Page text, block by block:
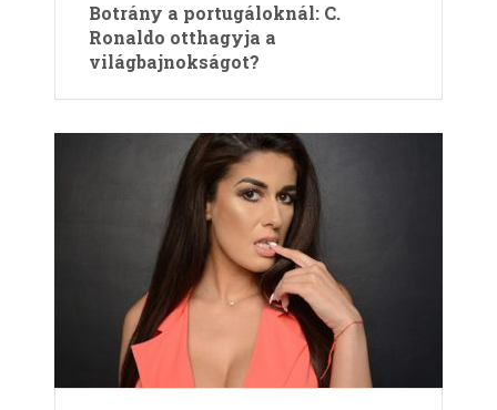
Botrány a portugáloknál: C.
Ronaldo otthagyja a
világbajnokságot?